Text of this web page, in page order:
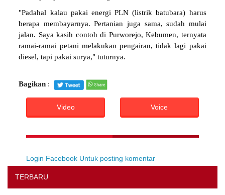
"Padahal kalau pakai energi PLN (listrik batubara) harus
berapa membayarnya. Pertanian juga sama, sudah mulai
jalan. Saya kasih contoh di Purworejo, Kebumen, ternyata
ramai-ramai petani melakukan pengairan, tidak lagi pakai
diesel, tapi pakai surya," tuturnya.
Bagikan :
Video Voice
Login Facebook Untuk posting komentar
TERBARU